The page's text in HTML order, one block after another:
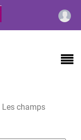
Les champs